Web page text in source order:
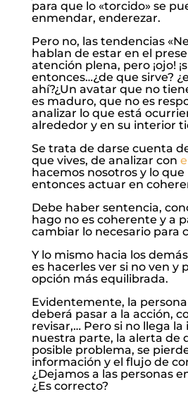
para que lo «torcido» se
enmendar, enderezar.
Pero no, las tendencias
hablan de estar en el
atención plena, pero ¡ojo!
entonces…¿de que sirve?
ahí?¿Un avatar que no
es maduro, que no es
analizar lo que está
alrededor y en su interior
Se trata de darse cuenta
que vives, de analizar con
hacemos nosotros y lo que
entonces actuar en
Debe haber sentencia,
hago no es coherente y a
cambiar lo necesario para
Y lo mismo hacia los
es hacerles ver si no ven y
opción más equilibrada.
Evidentemente, la persona
deberá pasar a la acción,
revisar,… Pero si no llega
nuestra parte, la alerta de
posible problema, se
información y el flujo de
¿Dejamos a las personas
¿Es correcto?